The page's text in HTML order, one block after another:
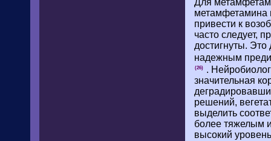
метамфетамина
привести к
часто следует,
достигнуты.
надежным
(26)
.
значительная
решений,
выделить
более тяжелым
высокий